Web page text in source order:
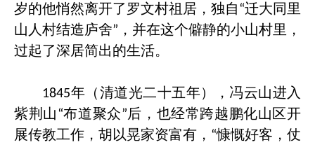
岁的他悄然离开了罗文村祖居，独自 “迁大同里
山人村结造庐舍” ，并在这个僻静的小山村里，
过起了深居简出的生活。
1845年（清道光二十五年），冯云山进入
紫荆山 “布道聚众”后，也经常跨越鹏化山区开
展传教工作，胡以晃家资富有， “慷慨好客，仗